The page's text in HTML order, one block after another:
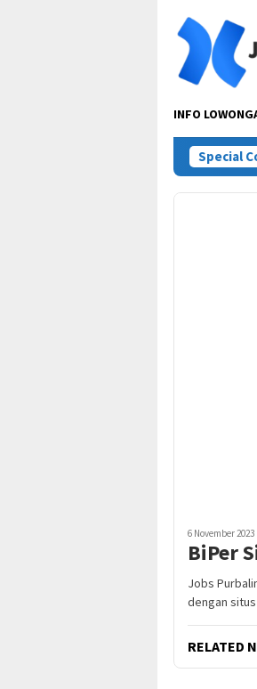
content
INFO
Special
PT Pesta Pora Abadi (Mie Gacoan)
6 November 2023
BiPer
Jobs
dengan
RELATED